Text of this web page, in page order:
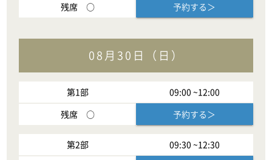
残席 ○ 予約する＞
08月30日（日）
第1部 09:00 ~12:00
残席 ○ 予約する＞
第2部 09:30 ~12:30